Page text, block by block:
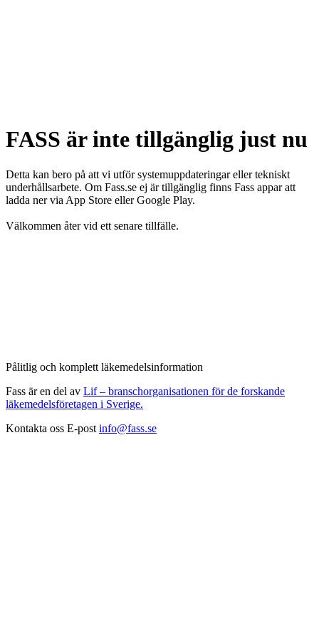
FASS är inte tillgänglig just nu
Detta kan bero på att vi utför systemuppdateringar eller tekniskt
underhållsarbete. Om Fass.se ej är tillgänglig finns Fass appar att
ladda ner via App Store eller Google Play.
Välkommen åter vid ett senare tillfälle.
Pålitlig och komplett läkemedelsinformation
Fass är en del av Lif – branschorganisationen för de forskande
läkemedelsföretagen i Sverige.
Kontakta oss E-post info@fass.se